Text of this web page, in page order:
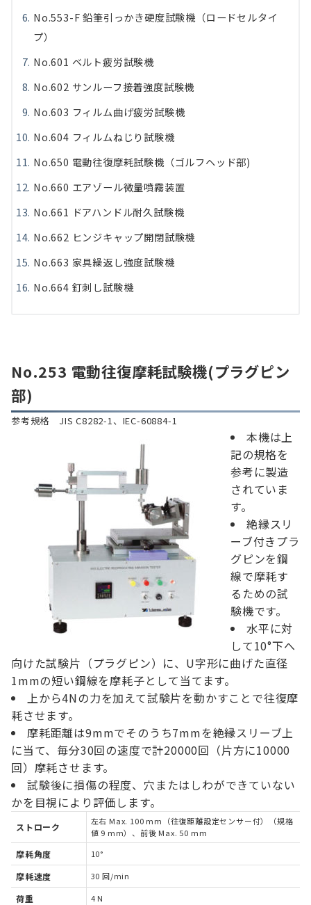
No.553-F 鉛筆引っかき硬度試験機（ロードセルタイ
プ）
No.601 ベルト疲労試験機
No.602 サンルーフ接着強度試験機
No.603 フィルム曲げ疲労試験機
No.604 フィルムねじり試験機
No.650 電動往復摩耗試験機（ゴルフヘッド部)
No.660 エアゾール微量噴霧装置
No.661 ドアハンドル耐久試験機
No.662 ヒンジキャップ開閉試験機
No.663 家具繰返し強度試験機
No.664 釘刺し試験機
No.253 電動往復摩耗試験機(プラグピン
部)
参考規格 JIS C8282-1、IEC-60884-1
本機は上
記の規格を
参考に製造
されていま
す。
絶縁スリ
ーブ付きプラ
グピンを鋼
線で摩耗す
るための試
験機です。
水平に対
して10°下へ
向けた試験片（プラグピン）に、U字形に曲げた直径
1mmの短い鋼線を摩耗子として当てます。
上から4Nの力を加えて試験片を動かすことで往復摩
耗させます。
摩耗距離は9mmでそのうち7mmを絶縁スリーブ上
に当て、毎分30回の速度で計20000回（片方に10000
回）摩耗させます。
試験後に損傷の程度、穴またはしわができていない
かを目視により評価します。
ストローク
左右 Max. 100 mm（往復距離設定センサー付）（規格
値 9 mm）、前後 Max. 50 mm
摩耗角度 10°
摩耗速度 30 回/min
荷重 4 N